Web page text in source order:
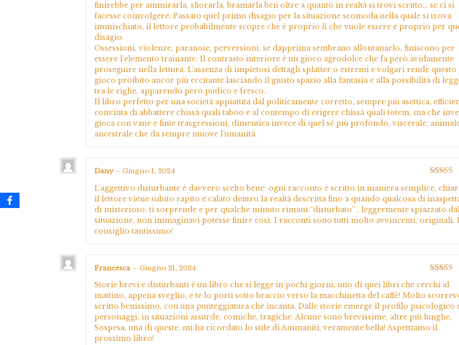
finirebbe per ammirarla, sfiorarla, bramarla ben oltre a quanto in realtà si trovi scritto… se ci si
facesse coinvolgere. Passato quel primo disagio per la situazione scomoda nella quale si trova
immischiato, il lettore probabilmente scopre che è proprio lì che vuole essere e proprio per
disagio.
Ossessioni, violenze, paranoie, perversioni, se dapprima sembrano allontanarlo, finiscono per
essere l’elemento trainante. Il contrasto interiore è un gioco agrodolce che fa però avidamente
proseguire nella lettura. L’assenza di impietosi dettagli splatter o estremi e volgari rende questo
gioco proibito ancor più eccitante lasciando il giusto spazio alla fantasia e alla possibilità di
tra le righe, apparendo però pudico e fresco.
Il libro perfetto per una società appiattita dal politicamente corretto, sempre più asettica,
convinta di abbattere chissà quali taboo e al contempo di erigere chissà quali totem, ma che
gioca con vane e finte trasgressioni, dimentica invece di quel sé più profondo, viscerale,
ancestrale che da sempre muove l’umanità.
5
Dany – Giugno 1, 2024
L’aggettivo disturbante è davvero scelto bene: ogni racconto é scritto in maniera semplice,
il lettore viene subito rapito e calato dentro la realtà descritta fino a quando qualcosa di
di misterioso, ti sorprende e per qualche minuto rimani “disturbato” , leggermente spiazzato
situazione, non immaginavi potesse finire così. I racconti sono tutti molto avvincenti, originali,
consiglio tantissimo!
Valutato
5
Francesca – Giugno 21, 2024
Storie brevi e disturbanti è un libro che si legge in pochi giorni, uno di quei libri che cerchi al
mattino, appena sveglio, e te lo porti sotto braccio verso la macchinetta del caffè! Molto
scritto benissimo, con una punteggiatura che incanta. Dalle storie emerge il profilo psicologico
personaggi, in situazioni assurde, comiche, tragiche. Alcune sono brevissime, altre più lunghe,
Sospesa, una di queste, mi ha ricordato lo stile di Ammaniti, veramente bella! Aspettiamo il
prossimo libro!